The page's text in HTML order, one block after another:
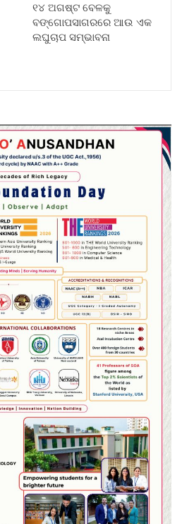
୧୪ ଅଗଷ୍ଟ ବେଳକୁ
ବଙ୍ଗୋପସାଗରରେ ଆଉ ଏକ
ଲଘୁଚାପ ସମ୍ଭାବନା